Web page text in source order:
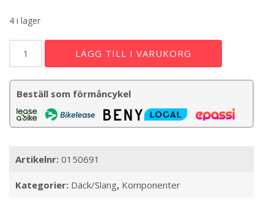
4 i lager
CONTINENTAL
Trail
Endurance,
29"
60-
vikbart
mängd
LÄGG TILL I VARUKORG
Beställ som förmåncykel
Artikelnr: 0150691
Kategorier: Däck/Slang, Komponenter